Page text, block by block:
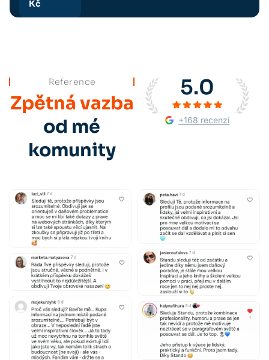
Kč
Reference
Zpětná vazba
od mé
komunity
5.0
+168 recenzí